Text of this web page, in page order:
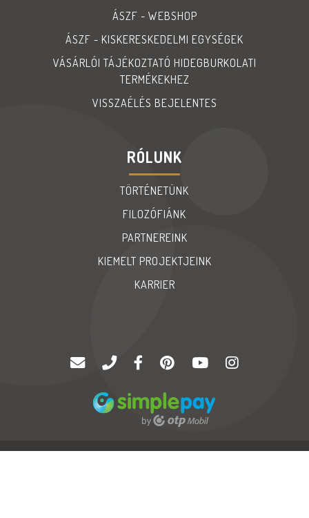
ÁSZF - WEBSHOP
ÁSZF - KISKERESKEDELMI EGYSÉGEK
VÁSÁRLÓI TÁJÉKOZTATÓ HIDEGBURKOLATI
TERMÉKEKHEZ
VISSZAÉLÉS BEJELENTES
RÓLUNK
TÖRTÉNETÜNK
FILOZÓFIÁNK
PARTNEREINK
KIEMELT PROJEKTJEINK
KARRIER